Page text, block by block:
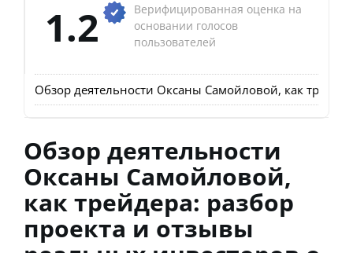
1.2
Верифицированная оценка на
основании голосов
пользователей
Обзор деятельности Оксаны Самойловой, как
Обзор деятельности
Оксаны Самойловой,
как трейдера: разбор
проекта и отзывы